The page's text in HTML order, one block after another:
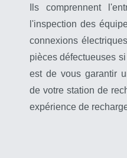
Ils comprennent
l'inspection des
connexions
pièces défectueuses
est de vous garantir
de votre station de
expérience de